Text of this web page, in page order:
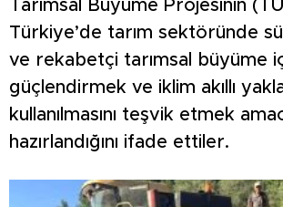
Tarımsal Büyüme Projesinin
Türkiye’de tarım sektöründe
ve rekabetçi tarımsal büyüme
güçlendirmek ve iklim akıllı
kullanılmasını teşvik etmek
hazırlandığını ifade ettiler.